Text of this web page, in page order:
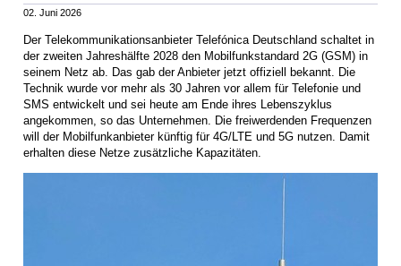
02. Juni 2026
Der Telekommunikationsanbieter Telefónica Deutschland schaltet in
der zweiten Jahreshälfte 2028 den Mobilfunkstandard 2G (GSM) in
seinem Netz ab. Das gab der Anbieter jetzt offiziell bekannt. Die
Technik wurde vor mehr als 30 Jahren vor allem für Telefonie und
SMS entwickelt und sei heute am Ende ihres Lebenszyklus
angekommen, so das Unternehmen. Die freiwerdenden Frequenzen
will der Mobilfunkanbieter künftig für 4G/LTE und 5G nutzen. Damit
erhalten diese Netze zusätzliche Kapazitäten.